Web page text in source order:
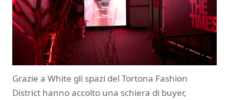
Grazie a White gli spazi del Tortona Fashion
District hanno accolto una schiera di buyer,